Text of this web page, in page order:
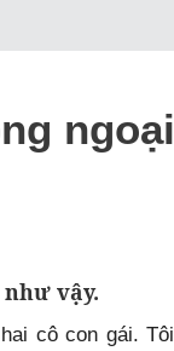
vậy.
cô con gái.